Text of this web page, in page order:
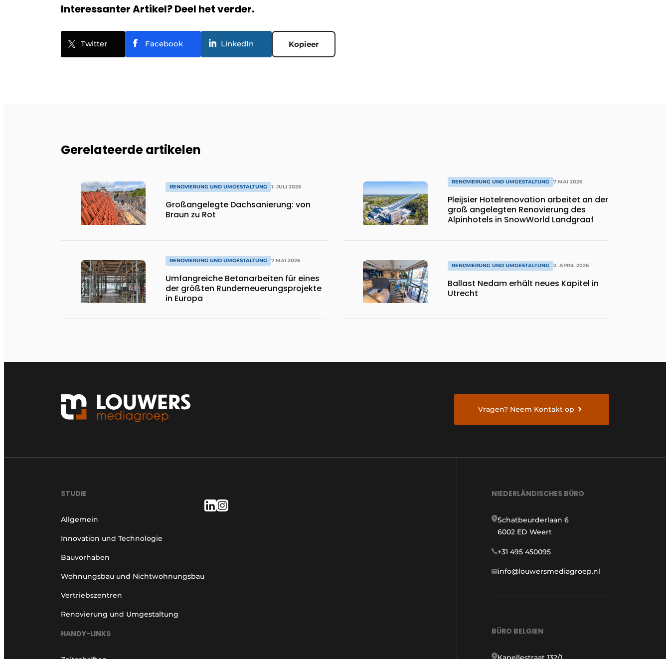
Interessanter Artikel? Deel het verder.
Twitter Facebook LinkedIn Kopieer
Gerelateerde artikelen
RENOVIERUNG UND UMGESTALTUNG 1. JULI 2026
Großangelegte Dachsanierung: von
Braun zu Rot
RENOVIERUNG UND UMGESTALTUNG 7 MAI 2026
Umfangreiche Betonarbeiten für eines
der größten Runderneuerungsprojekte
in Europa
RENOVIERUNG UND UMGESTALTUNG 7 MAI 2026
Pleijsier Hotelrenovation arbeitet an der
groß angelegten Renovierung des
Alpinhotels in SnowWorld Landgraaf
RENOVIERUNG UND UMGESTALTUNG 2. APRIL 2026
Ballast Nedam erhält neues Kapitel in
Utrecht
Vragen? Neem Kontakt op
STUDIE
Allgemein
Innovation und Technologie
Bauvorhaben
Wohnungsbau und Nichtwohnungsbau
Vertriebszentren
Renovierung und Umgestaltung
HANDY-LINKS
NIEDERLÄNDISCHES BÜRO
Schatbeurderlaan 6
6002 ED Weert
+31 495 450095
info@louwersmediagroep.nl
BÜRO BELGIEN